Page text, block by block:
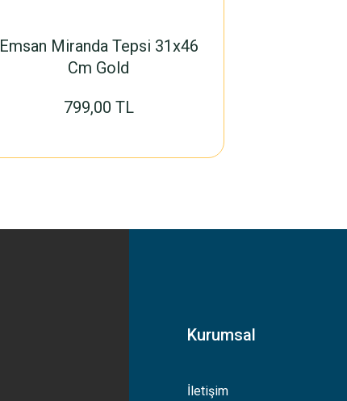
Emsan Miranda Tepsi 31x46
Cm Gold
799,00 TL
Kurumsal
İletişim